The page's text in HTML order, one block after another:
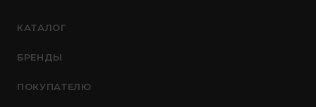
КАТАЛОГ
БРЕНДЫ
ПОКУПАТЕЛЮ